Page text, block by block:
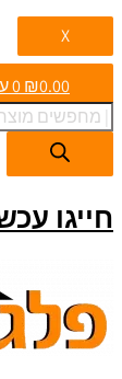
X
₪0.00
0
חייגו עכשיו: